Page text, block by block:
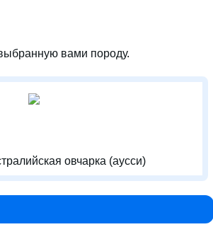
вами породу.
овчарка (аусси)